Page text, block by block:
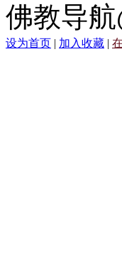
佛教导航
设为首页 | 加入收藏 |